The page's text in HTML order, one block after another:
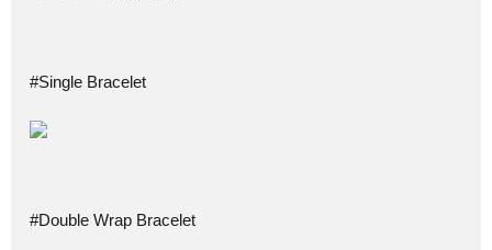
#Single Bracelet
#Double Wrap Bracelet